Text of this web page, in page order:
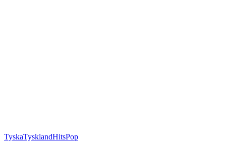
TyskaTysklandHitsPop